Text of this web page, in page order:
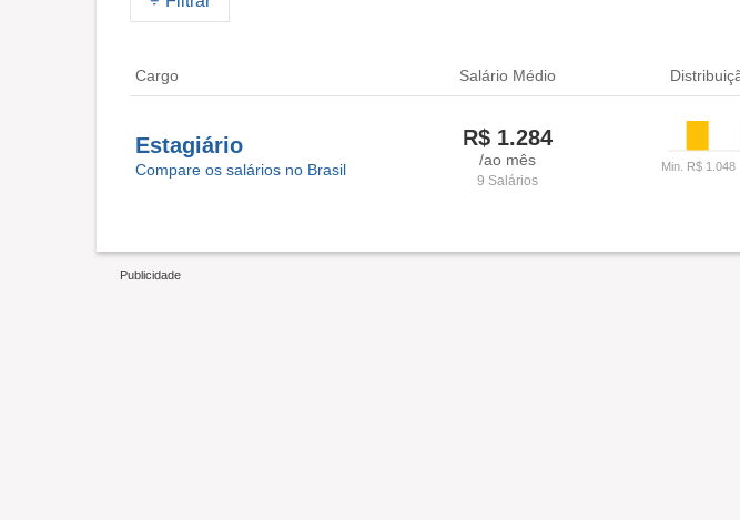
Cargo Salário Médio
Estagiário
Compare os salários no Brasil
R$ 1.284
/ao mês
9 Salários